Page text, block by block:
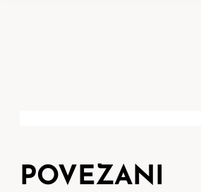
POVEZANI